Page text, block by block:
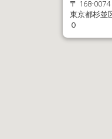
〒 168-0074
東京都杉並
０